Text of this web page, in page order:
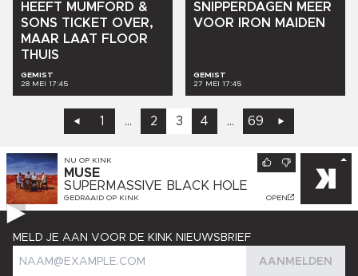
HEEFT MUMFORD &
SONS TICKET OVER,
MAAR LAAT FLOOR
THUIS
GEMIST
28 MEI 17:45
SNIPPERDAGEN
MEER
VOOR
IRON MAIDEN
GEMIST
27 MEI 17:45
1 ... 2 3 4 ... 69
NU OP KINK
MUSE
SUPERMASSIVE BLACK HOLE
GEDRAAID OP KINK OPEN
MELD JE AAN VOOR DE KINK NIEUWSBRIEF
AANMELDEN